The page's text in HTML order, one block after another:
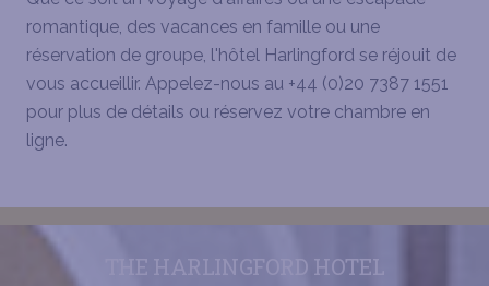
romantique, des vacances en famille ou une
réservation de groupe, l'hôtel Harlingford se réjouit de
vous accueillir. Appelez-nous au +44 (0)20 7387 1551
pour plus de détails ou réservez votre chambre en
ligne.
THE HARLINGFORD HOTEL